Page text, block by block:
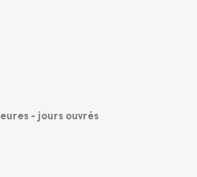
- jours ouvrés